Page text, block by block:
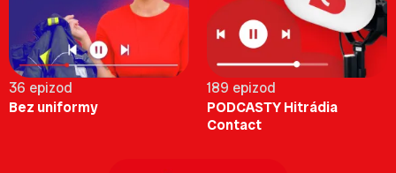
36 epizod
Bez uniformy
189 epizod
PODCASTY Hitrádia
Contact